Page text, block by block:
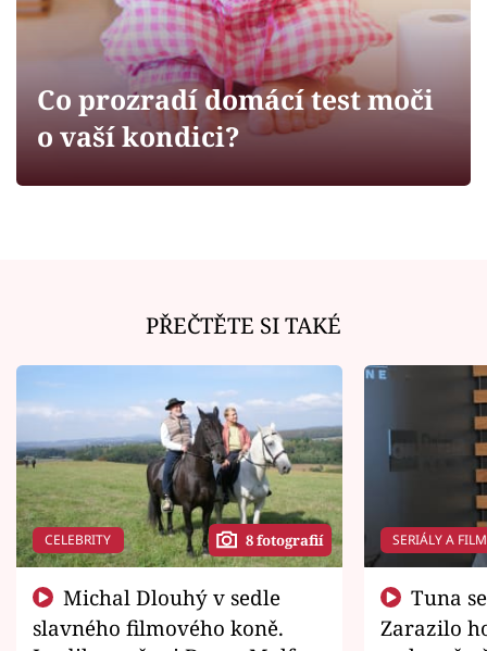
Sledujte prima+
Filmový festival Karlovy Vary
Sledujte nás
Co prozradí domácí test moči
o vaší kondici?
PŘEČTĚTE SI TAKÉ
CELEBRITY 8 fotografií
slavného filmového koně.
SERIÁLY A
Zarazilo